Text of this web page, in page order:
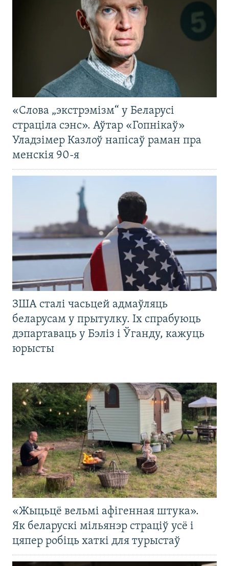
«Слова „экстрэмізм“ у Беларусі
страціла сэнс». Аўтар «Гопнікаў»
Уладзімер Казлоў напісаў раман пра
менскія 90-я
ЗША сталі часьцей адмаўляць
беларусам у прытулку. Іх спрабуюць
дэпартаваць у Бэліз і Ўганду, кажуць
юрысты
«Жыцьцё вельмі афігенная штука».
Як беларускі мільянэр страціў усё і
цяпер робіць хаткі для турыстаў